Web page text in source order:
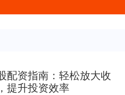
配资指南：轻松放大收
提升投资效率